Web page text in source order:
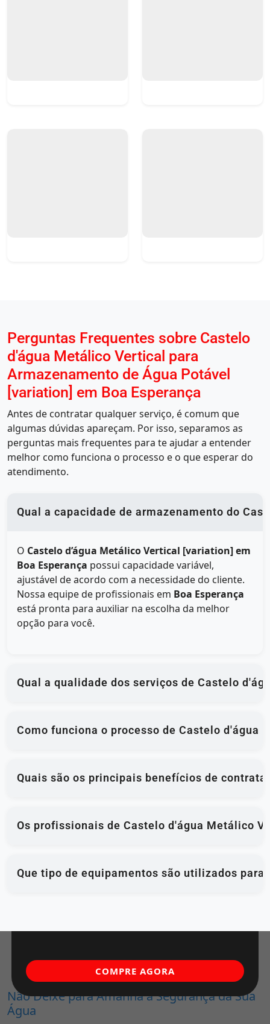
Perguntas Frequentes sobre Castelo
d'água Metálico Vertical para
Armazenamento de Água Potável
[variation] em Boa Esperança
Antes de contratar qualquer serviço, é comum que
algumas dúvidas apareçam. Por isso, separamos as
perguntas mais frequentes para te ajudar a entender
melhor como funciona o processo e o que esperar do
atendimento.
Qual a capacidade de armazenamento do
O Castelo d’água Metálico Vertical [variation] em
Boa Esperança possui capacidade variável,
ajustável de acordo com a necessidade do cliente.
Nossa equipe de profissionais em Boa Esperança
está pronta para auxiliar na escolha da melhor
opção para você.
Qual a qualidade dos serviços de Castelo
Como funciona o processo de Castelo d'água
Quais são os principais benefícios de
Os profissionais de Castelo d'água Metálico
Que tipo de equipamentos são utilizados
Não Deixe para Amanhã a Segurança da Sua
Água
COMPRE AGORA